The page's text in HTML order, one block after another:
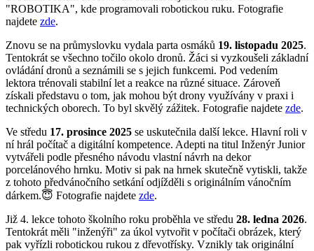
"ROBOTIKA", kde programovali robotickou ruku. Fotografie
najdete zde.
Znovu se na průmyslovku vydala parta osmáků 19. listopadu 2025.
Tentokrát se všechno točilo okolo dronů. Žáci si vyzkoušeli základní
ovládání dronů a seznámili se s jejich funkcemi. Pod vedením
lektora trénovali stabilní let a reakce na různé situace. Zároveň
získali představu o tom, jak mohou být drony využívány v praxi i
technických oborech. To byl skvělý zážitek. Fotografie najdete zde.
Ve středu 17. prosince 2025 se uskutečnila další lekce. Hlavní roli v
ní hrál počítač a digitální kompetence. Adepti na titul Inženýr Junior
vytvářeli podle přesného návodu vlastní návrh na dekor
porcelánového hrnku. Motiv si pak na hrnek skutečně vytiskli, takže
z tohoto předvánočního setkání odjížděli s originálním vánočním
dárkem.😇 Fotografie najdete zde.
Již 4. lekce tohoto školního roku proběhla ve středu 28. ledna 2026.
Tentokrát měli "inženýři" za úkol vytvořit v počítači obrázek, který
pak vyřízli robotickou rukou z dřevotřísky. Vznikly tak originální